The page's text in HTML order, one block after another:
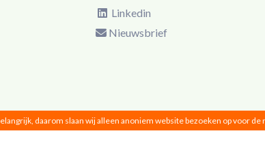
Linkedin
Nieuwsbrief
daarom slaan wij alleen anoniem website bezoeken op voor